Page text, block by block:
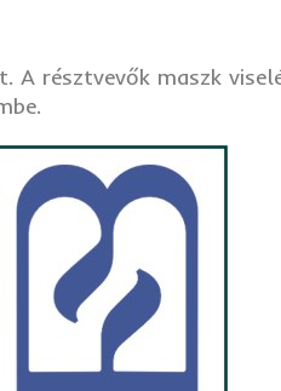
A résztvevők maszk